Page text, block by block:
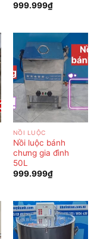
999.999₫
NỒI LUỘC
Nồi luộc bánh
chưng gia đình
50L
999.999₫